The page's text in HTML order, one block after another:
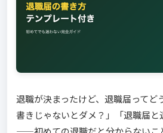
退職が決まったけど、退職届ってど
書きじゃないとダメ？」「退職届と